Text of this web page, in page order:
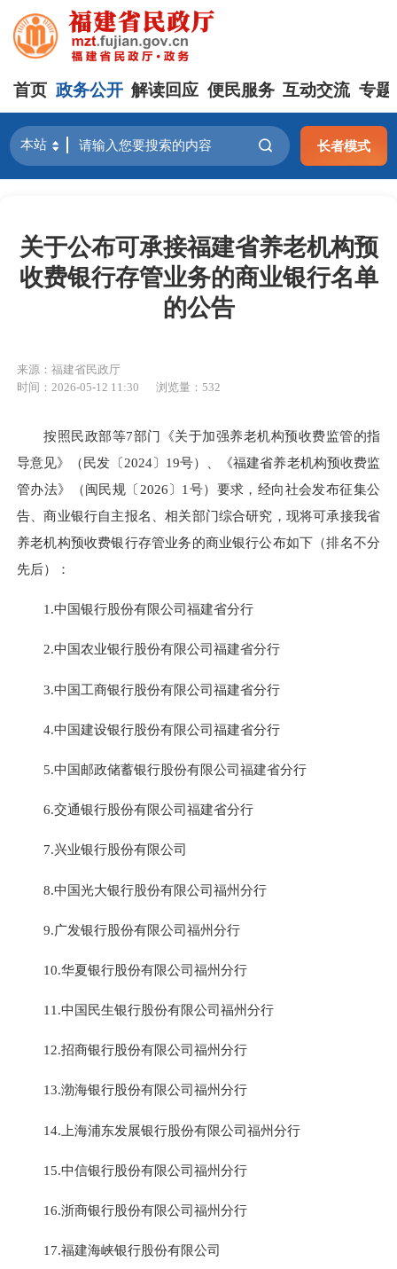
首页 政务公开 解读回应 便民服务 互动交流 专题
长者模式
关于公布可承接福建省养老机构预
收费银行存管业务的商业银行名单
的公告
来源：福建省民政厅
时间：2026-05-12 11:30
浏览量：532
按照民政部等7部门《关于加强养老机构预收费监管的指
导意见》（民发〔2024〕19号）、《福建省养老机构预收费监
管办法》（闽民规〔2026〕1号）要求，经向社会发布征集公
告、商业银行自主报名、相关部门综合研究，现将可承接我省
养老机构预收费银行存管业务的商业银行公布如下（排名不分
先后）：
1.中国银行股份有限公司福建省分行
2.中国农业银行股份有限公司福建省分行
3.中国工商银行股份有限公司福建省分行
4.中国建设银行股份有限公司福建省分行
5.中国邮政储蓄银行股份有限公司福建省分行
6.交通银行股份有限公司福建省分行
7.兴业银行股份有限公司
8.中国光大银行股份有限公司福州分行
9.广发银行股份有限公司福州分行
10.华夏银行股份有限公司福州分行
11.中国民生银行股份有限公司福州分行
12.招商银行股份有限公司福州分行
13.渤海银行股份有限公司福州分行
14.上海浦东发展银行股份有限公司福州分行
15.中信银行股份有限公司福州分行
16.浙商银行股份有限公司福州分行
17.福建海峡银行股份有限公司